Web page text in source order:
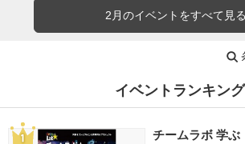
2月のイベントをすべて見る
イベントランキング
チームラボ 学ぶ